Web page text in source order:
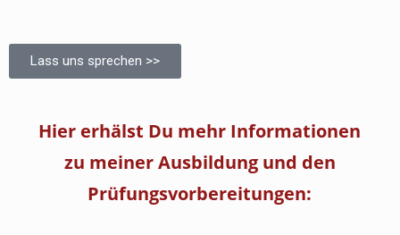
Lass uns sprechen >>
Hier erhälst Du mehr Informationen
zu meiner Ausbildung und den
Prüfungsvorbereitungen: